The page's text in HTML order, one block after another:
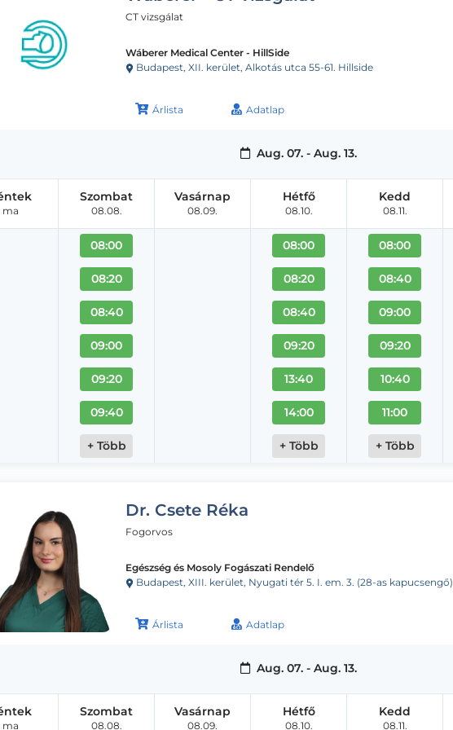
CT vizsgálat
Wáberer Medical Center - HillSide
Budapest, XII. kerület, Alkotás utca 55-61. Hillside
Árlista Adatlap
Aug. 07. - Aug. 13.
ma
Szombat
08.08.
08:00
08:20
08:40
09:00
09:20
09:40
+ Több
Vasárnap
08.09.
Hétfő
08.10.
08:00
08:20
08:40
09:20
13:40
14:00
+ Több
Kedd
08.11.
08:00
08:40
09:00
09:20
10:40
11:00
+ Több
Dr. Csete Réka
Fogorvos
Egészség és Mosoly Fogászati Rendelő
Budapest, XIII. kerület, Nyugati tér 5. I. em. 3. (28-as kapucsengő)
Árlista Adatlap
Aug. 07. - Aug. 13.
ma
Szombat
08.08.
Vasárnap
08.09.
Hétfő
08.10.
Kedd
08.11.